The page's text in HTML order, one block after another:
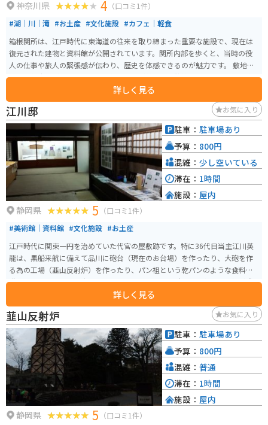
神奈川県 4 （口コミ1件）
#湖｜川｜滝 #お土産 #文化施設 #カフェ｜軽食
箱根関所は、江戸時代に東海道の往来を取り締まった重要な施設で、現在は
復元された建物と資料館が公開されています。関所内部を歩くと、当時の役
人の仕事や旅人の緊張感が伝わり、歴史を体感できるのが魅力です。 敷地内
には展望広場があり、芦ノ湖を望む景色が美しく、散策スポットとしても楽
しめます。周辺には駐車場があり、湖畔を走るルートはバイクとの相性も良
く、ツーリング中の立ち寄りにも最適。歴史と自然を同時に味わえる観光に
おすすめの場所です。
詳しく見る
江川邸 お気に入り
静岡県 5 （口コミ1件）
#美術館｜資料館 #文化施設 #お土産
江戸時代に関東一円を治めていた代官の屋敷跡です。特に36代目当主江川英
龍は、黒船来航に備えて品川に砲台（現在のお台場）を作ったり、大砲を作
る為の工場（韮山反射炉）を作ったり、パン祖という乾パンのような食料を
発明したりとかなりの才人だったようです。この場所には幕末の雰囲気が残
っており、歴史ドラマのロケ地としても使われています。
詳しく見る
駐車： 駐車場あり
予算： 800円
混雑： 少し空いている
滞在： 1時間
施設： 屋内
韮山反射炉 お気に入り
静岡県 5 （口コミ1件）
駐車： 駐車場あり
予算： 800円
混雑： 普通
滞在： 1時間
施設： 屋内